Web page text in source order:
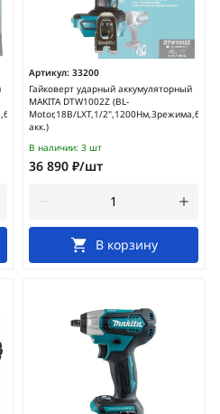
Артикул: 33200
Гайковерт ударный аккумуляторный
MAKITA DTW1002Z (BL-
Motor,18В/LXT,1/2",1200Нм,3режима,без
акк.)
В наличии: 3 шт
36 890 ₽/шт
В корзину